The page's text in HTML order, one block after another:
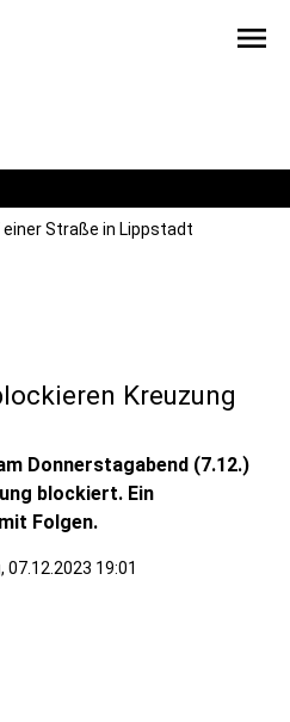
menu
Straße in Lippstadt
Kreuzung
Donnerstagabend (7.12.)
blockiert. Ein
Folgen.
07.12.2023 19:01